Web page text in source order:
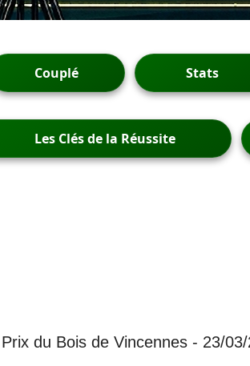
Couplé Stats
Les Clés de la Réussite
du Bois de Vincennes - 23/